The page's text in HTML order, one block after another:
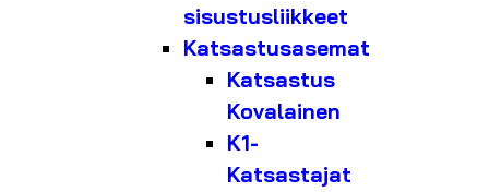
sisustusliikkeet
Katsastusasemat
Katsastus
Kovalainen
K1-
Katsastajat